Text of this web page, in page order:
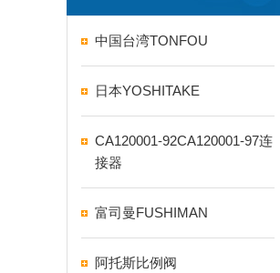
中国台湾TONFOU
日本YOSHITAKE
CA120001-92CA120001-97连
接器
富司曼FUSHIMAN
阿托斯比例阀